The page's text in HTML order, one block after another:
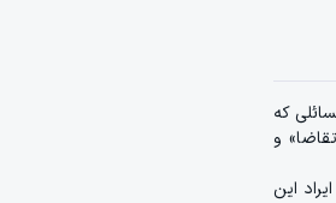
که
و
این